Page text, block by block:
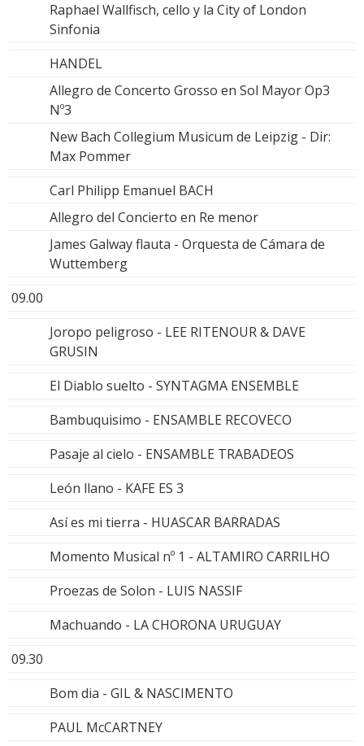
Raphael Wallfisch, cello y la City of London
Sinfonia
HANDEL
Allegro de Concerto Grosso en Sol Mayor Op3
Nº3
New Bach Collegium Musicum de Leipzig - Dir:
Max Pommer
Carl Philipp Emanuel BACH
Allegro del Concierto en Re menor
James Galway flauta - Orquesta de Cámara de
Wuttemberg
09.00
Joropo peligroso - LEE RITENOUR & DAVE
GRUSIN
El Diablo suelto - SYNTAGMA ENSEMBLE
Bambuquisimo - ENSAMBLE RECOVECO
Pasaje al cielo - ENSAMBLE TRABADEOS
León llano - KAFE ES 3
Así es mi tierra - HUASCAR BARRADAS
Momento Musical nº 1 - ALTAMIRO CARRILHO
Proezas de Solon - LUIS NASSIF
Machuando - LA CHORONA URUGUAY
09.30
Bom dia - GIL & NASCIMENTO
PAUL McCARTNEY